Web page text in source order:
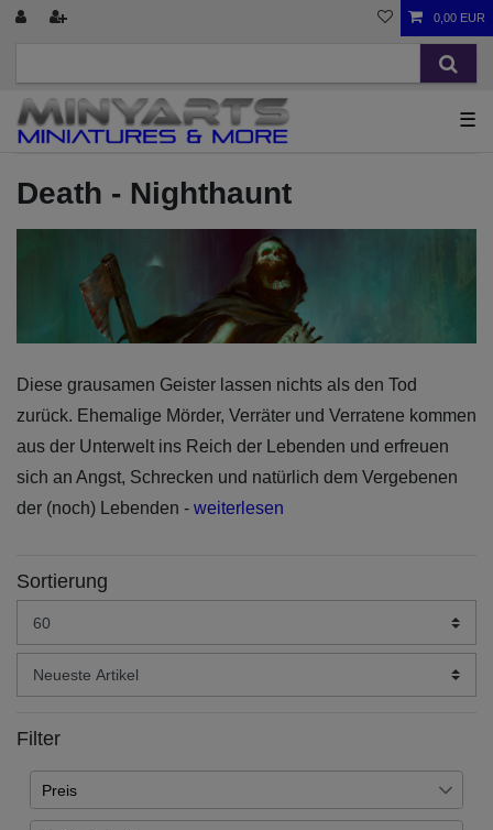
0,00 EUR
☰
Death - Nighthaunt
Diese grausamen Geister lassen nichts als den Tod
zurück. Ehemalige Mörder, Verräter und Verratene kommen
aus der Unterwelt ins Reich der Lebenden und erfreuen
sich an Angst, Schrecken und natürlich dem Vergebenen
der (noch) Lebenden - weiterlesen
Sortierung
Filter
Preis